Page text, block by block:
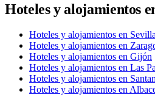
Hoteles y alojamientos
Hoteles y alojamientos en Sevilla
Hoteles y alojamientos en
Hoteles y alojamientos en Gijón
Hoteles y alojamientos en Las
Hoteles y alojamientos en
Hoteles y alojamientos en